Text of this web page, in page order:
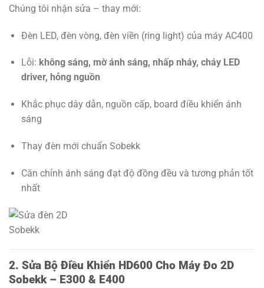
Chúng tôi nhận sửa – thay mới:
Đèn LED, đèn vòng, đèn viền (ring light) của máy AC400
Lỗi: không sáng, mờ ánh sáng, nhấp nháy, cháy LED
driver, hỏng nguồn
Khắc phục dây dẫn, nguồn cấp, board điều khiển ánh
sáng
Thay đèn mới chuẩn Sobekk
Căn chỉnh ánh sáng đạt độ đồng đều và tương phản tốt
nhất
2. Sửa Bộ Điều Khiển HD600 Cho Máy Đo 2D
Sobekk – E300 & E400